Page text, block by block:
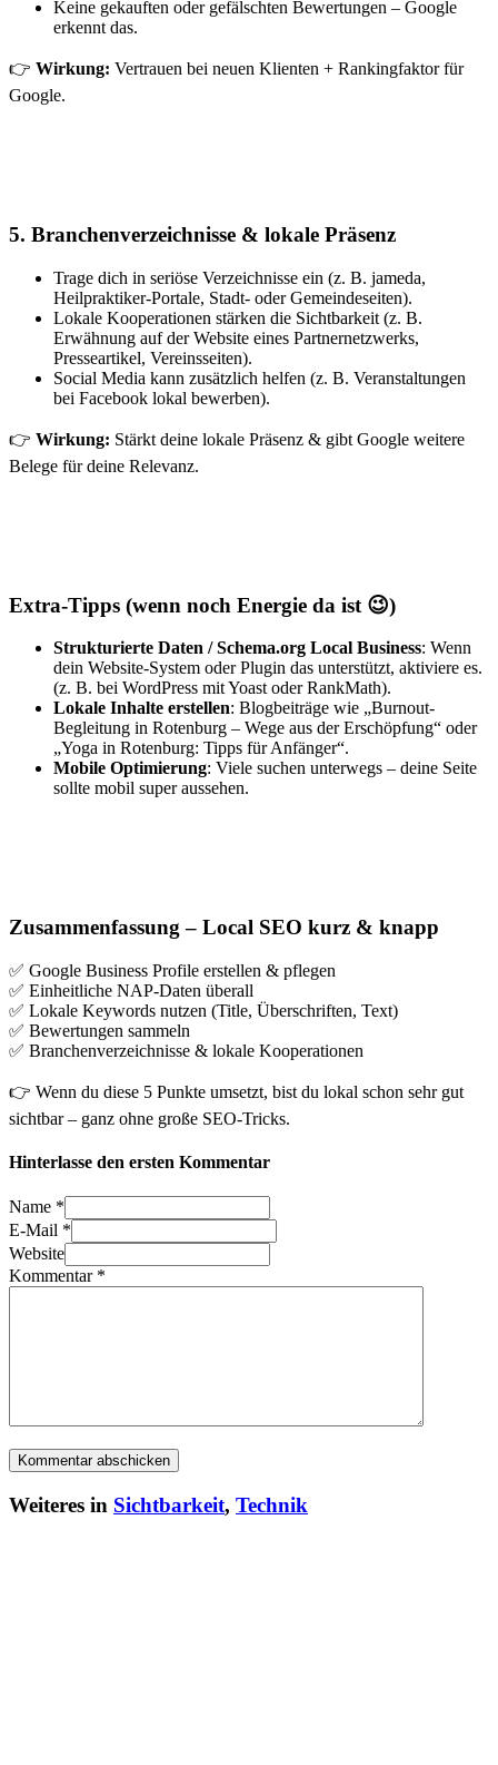
Keine gekauften oder gefälschten Bewertungen – Google
erkennt das.
👉 Wirkung: Vertrauen bei neuen Klienten + Rankingfaktor für
Google.
5. Branchenverzeichnisse & lokale Präsenz
Trage dich in seriöse Verzeichnisse ein (z. B. jameda,
Heilpraktiker-Portale, Stadt- oder Gemeindeseiten).
Lokale Kooperationen stärken die Sichtbarkeit (z. B.
Erwähnung auf der Website eines Partnernetzwerks,
Presseartikel, Vereinsseiten).
Social Media kann zusätzlich helfen (z. B. Veranstaltungen
bei Facebook lokal bewerben).
👉 Wirkung: Stärkt deine lokale Präsenz & gibt Google weitere
Belege für deine Relevanz.
Extra-Tipps (wenn noch Energie da ist 😉)
Strukturierte Daten / Schema.org Local Business: Wenn
dein Website-System oder Plugin das unterstützt, aktiviere es.
(z. B. bei WordPress mit Yoast oder RankMath).
Lokale Inhalte erstellen: Blogbeiträge wie „Burnout-
Begleitung in Rotenburg – Wege aus der Erschöpfung“ oder
„Yoga in Rotenburg: Tipps für Anfänger“.
Mobile Optimierung: Viele suchen unterwegs – deine Seite
sollte mobil super aussehen.
Zusammenfassung – Local SEO kurz & knapp
✅ Google Business Profile erstellen & pflegen
✅ Einheitliche NAP-Daten überall
✅ Lokale Keywords nutzen (Title, Überschriften, Text)
✅ Bewertungen sammeln
✅ Branchenverzeichnisse & lokale Kooperationen
👉 Wenn du diese 5 Punkte umsetzt, bist du lokal schon sehr gut
sichtbar – ganz ohne große SEO-Tricks.
Hinterlasse den ersten Kommentar
Name *
E-Mail *
Website
Kommentar *
Weiteres in Sichtbarkeit, Technik